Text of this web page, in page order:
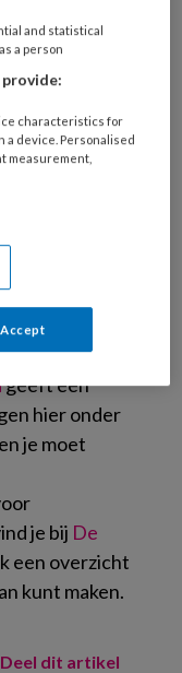
en duurzame
ze onder de
Dat is € 29
regelt dat je
kunt
DeRijksdienst
geeft een
hier onder
je moet
je bij De
een overzicht
kunt maken.
Deel dit artikel
and statistical
a person
characteristics for
a device. Personalised
measurement,